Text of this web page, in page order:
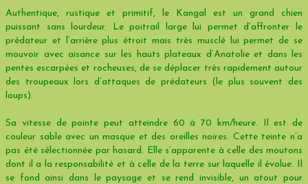
Authentique, rustique et primitif, le Kangal est un grand chien
puissant sans lourdeur. Le poitrail large lui permet d’affronter le
prédateur et l’arrière plus étroit mais très musclé lui permet de se
mouvoir avec aisance sur les hauts plateaux d’Anatolie et dans les
pentes escarpées et rocheuses, de se déplacer très rapidement autour
des troupeaux lors d’attaques de prédateurs (le plus souvent des
loups).
Sa vitesse de pointe peut atteindre 60 à 70 km/heure. Il est de
couleur sable avec un masque et des oreilles noires. Cette teinte n’a
pas été sélectionnée par hasard. Elle s’apparente à celle des moutons
dont il a la responsabilité et à celle de la terre sur laquelle il évolue. Il
se fond ainsi dans le paysage et se rend invisible, un atout pour